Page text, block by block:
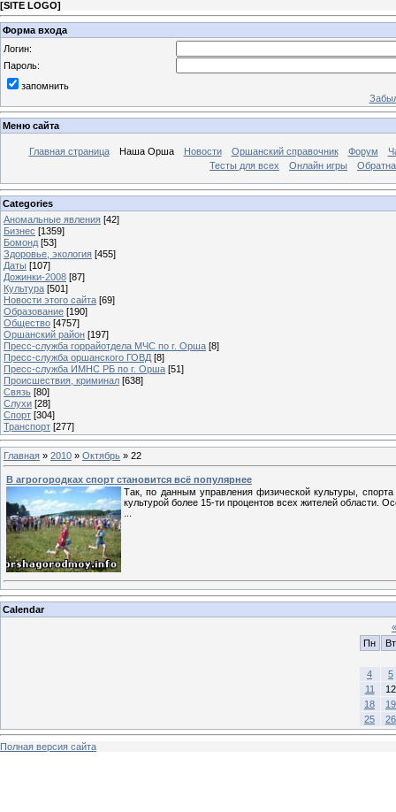
[SITE LOGO]
Форма входа
Логин:
Пароль:
запомнить
Меню сайта
Главная страница Наша Орша Новости Оршанский справочник Форум
Тесты для всех
Онлайн игры
Categories
Аномальные явления [42]
Бизнес [1359]
Бомонд [53]
Здоровье, экология [455]
Даты [107]
Дожинки-2008 [87]
Культура [501]
Новости этого сайта [69]
Образование [190]
Общество [4757]
Оршанский район [197]
Пресс-служба горрайотдела МЧС по г. Орша [8]
Пресс-служба оршанского ГОВД [8]
Пресс-служба ИМНС РБ по г. Орша [51]
Проиcшествия, криминал [638]
Связь [80]
Слухи [28]
Спорт [304]
Транспорт [277]
Главная » 2010 » Октябрь » 22
В агрогородках спорт становится всё популярнее
Так, по данным управления физической культуры,
культурой более 15-ти процентов всех жителей области.
Calendar
«
Пн
Вт
4
5
11
12
18
19
25
26
Полная версия сайта